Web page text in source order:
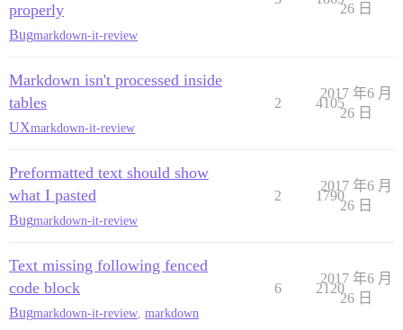
properly
Bugmarkdown-it-review
26 日
Markdown isn't processed inside
tables
UXmarkdown-it-review
2 4105
2017 年6 月
26 日
Preformatted text should show
what I pasted
Bugmarkdown-it-review
2 1790
2017 年6 月
26 日
Text missing following fenced
code block
Bugmarkdown-it-review markdown
6 2120
2017 年6 月
26 日